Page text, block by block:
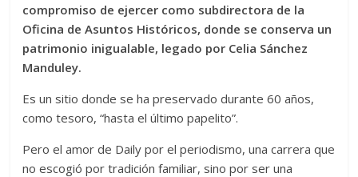
compromiso de ejercer como subdirectora de la
Oficina de Asuntos Históricos, donde se conserva un
patrimonio inigualable, legado por Celia Sánchez
Manduley.
Es un sitio donde se ha preservado durante 60 años,
como tesoro, “hasta el último papelito”.
Pero el amor de Daily por el periodismo, una carrera que
no escogió por tradición familiar, sino por ser una